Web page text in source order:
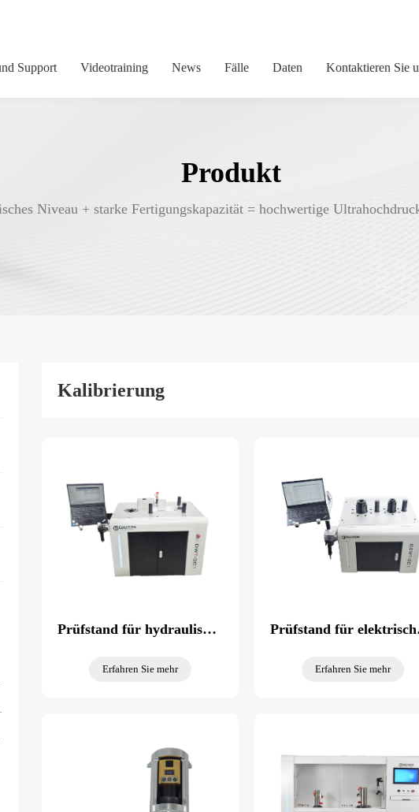
Support Videotraining News Fälle Daten Kontaktieren Sie
Produkt
Niveau + starke Fertigungskapazität = hochwertige
Kalibrierung
Prüfstand für hydraulische Schraubenschlüssel
Erfahren Sie mehr Erfahren Sie mehr